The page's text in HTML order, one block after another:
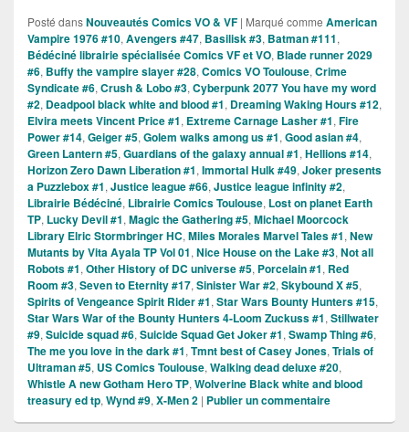
Posté dansNouveautés Comics VO & VF | Marqué comme American
Vampire 1976 #10, Avengers #47, Basilisk #3, Batman #111,
Bédéciné librairie spécialisée Comics VF et VO, Blade runner 2029
#6, Buffy the vampire slayer #28, Comics VO Toulouse, Crime
Syndicate #6, Crush & Lobo #3, Cyberpunk 2077 You have my word
#2, Deadpool black white and blood #1, Dreaming Waking Hours #12,
Elvira meets Vincent Price #1, Extreme Carnage Lasher #1, Fire
Power #14, Geiger #5, Golem walks among us #1, Good asian #4,
Green Lantern #5, Guardians of the galaxy annual #1, Hellions #14,
Horizon Zero Dawn Liberation #1, Immortal Hulk #49, Joker presents
a Puzzlebox #1, Justice league #66, Justice league infinity #2,
Librairie Bédéciné, Librairie Comics Toulouse, Lost on planet Earth
TP, Lucky Devil #1, Magic the Gathering #5, Michael Moorcock
Library Elric Stormbringer HC, Miles Morales Marvel Tales #1, New
Mutants by Vita Ayala TP Vol 01, Nice House on the Lake #3, Not all
Robots #1, Other History of DC universe #5, Porcelain #1, Red
Room #3, Seven to Eternity #17, Sinister War #2, Skybound X #5,
Spirits of Vengeance Spirit Rider #1, Star Wars Bounty Hunters #15,
Star Wars War of the Bounty Hunters 4-Loom Zuckuss #1, Stillwater
#9, Suicide squad #6, Suicide Squad Get Joker #1, Swamp Thing #6,
The me you love in the dark #1, Tmnt best of Casey Jones, Trials of
Ultraman #5, US Comics Toulouse, Walking dead deluxe #20,
Whistle A new Gotham Hero TP, Wolverine Black white and blood
treasury ed tp, Wynd #9, X-Men 2 | Publier un commentaire